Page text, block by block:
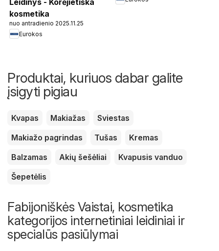
Leidinys - Korėjietiška
kosmetika
nuo antradienio 2025.11.25
Eurokos
Produktai, kuriuos dabar galite
įsigyti pigiau
Kvapas Makiažas
Sviestas
Makiažo pagrindas
Tušas
Kremas
Balzamas
Akių šešėliai
Kvapusis vanduo
Šepetėlis
Fabijoniškės Vaistai, kosmetika
kategorijos internetiniai leidiniai ir
specialūs pasiūlymai